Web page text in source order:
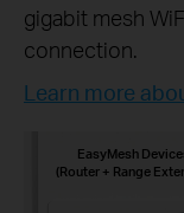
gigabit mesh
connection.
Learn more
EasyMesh
(Router + Range